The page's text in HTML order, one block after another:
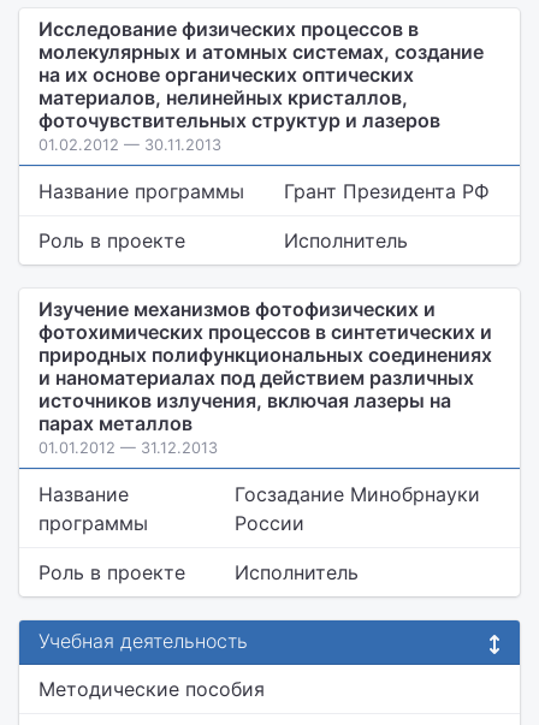
Исследование физических процессов в
молекулярных и атомных системах, создание
на их основе органических оптических
материалов, нелинейных кристаллов,
фоточувствительных структур и лазеров
01.02.2012 — 30.11.2013
Название программы Грант Президента РФ
Роль в проекте Исполнитель
Изучение механизмов фотофизических и
фотохимических процессов в синтетических и
природных полифункциональных соединениях
и наноматериалах под действием различных
источников излучения, включая лазеры на
парах металлов
01.01.2012 — 31.12.2013
Название
программы
Госзадание Минобрнауки
России
Роль в проекте Исполнитель
Учебная деятельность
Методические пособия